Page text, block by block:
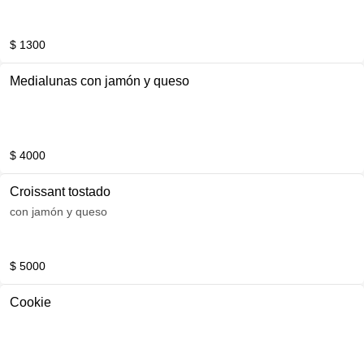
$ 1300
Medialunas con jamón y queso
$ 4000
Croissant tostado
con jamón y queso
$ 5000
Cookie